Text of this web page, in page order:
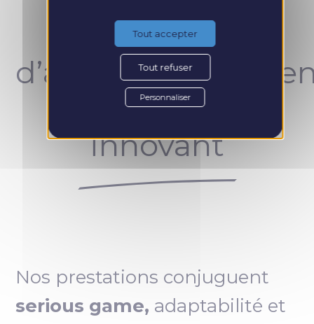
Un concept
unique et
innovant
Nos prestations conjuguent
serious game, adaptabilité et
Tout accepter
Tout refuser
Personnaliser